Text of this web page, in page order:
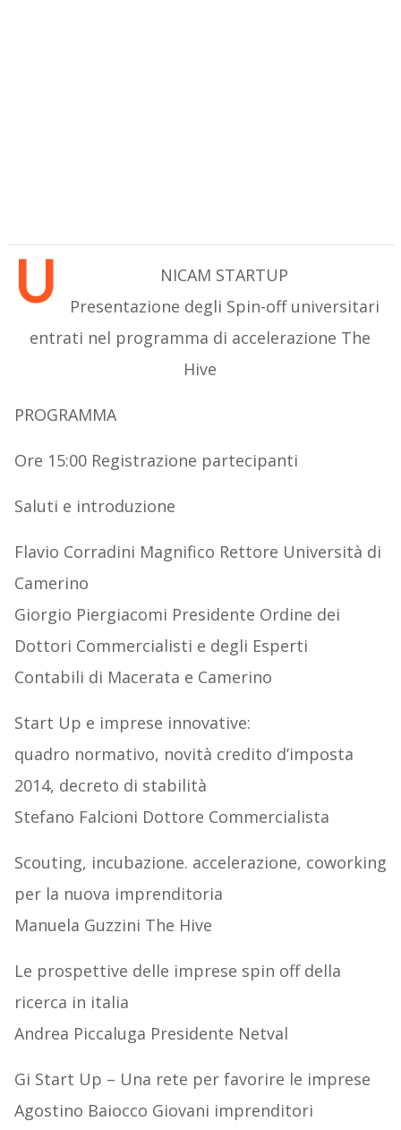
U
NICAM STARTUP
Presentazione degli Spin-off universitari
entrati nel programma di accelerazione The
Hive
PROGRAMMA
Ore 15:00 Registrazione partecipanti
Saluti e introduzione
Flavio Corradini Magnifico Rettore Università di
Camerino
Giorgio Piergiacomi Presidente Ordine dei
Dottori Commercialisti e degli Esperti
Contabili di Macerata e Camerino
Start Up e imprese innovative:
quadro normativo, novità credito d’imposta
2014, decreto di stabilità
Stefano Falcioni Dottore Commercialista
Scouting, incubazione. accelerazione, coworking
per la nuova imprenditoria
Manuela Guzzini The Hive
Le prospettive delle imprese spin off della
ricerca in italia
Andrea Piccaluga Presidente Netval
Gi Start Up – Una rete per favorire le imprese
Agostino Baiocco Giovani imprenditori